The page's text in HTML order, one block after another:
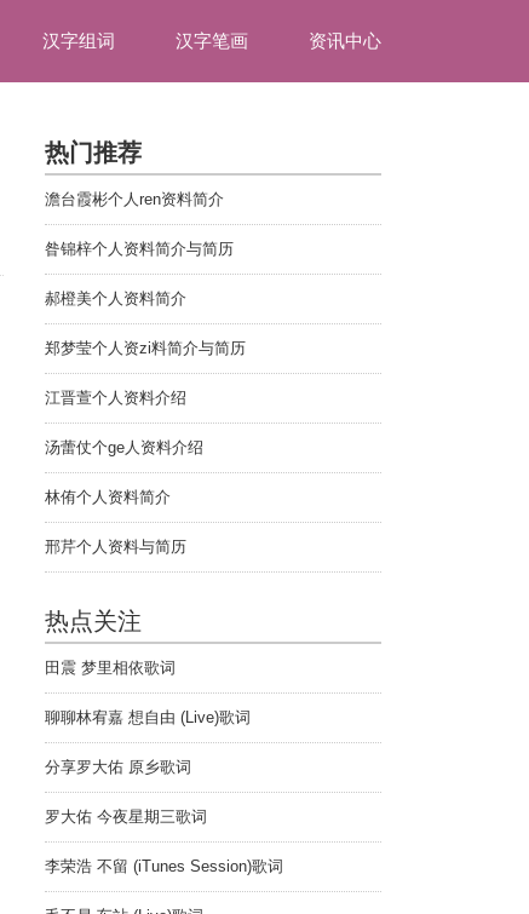
汉字组词 汉字笔画 资讯中心
热门推荐
澹台霞彬个人ren资料简介
昝锦梓个人资料简介与简历
郝橙美个人资料简介
郑梦莹个人资zi料简介与简历
江晋萱个人资料介绍
汤蕾仗个ge人资料介绍
林侑个人资料简介
邢芹个人资料与简历
热点关注
田震 梦里相依歌词
聊聊林宥嘉 想自由 (Live)歌词
分享罗大佑 原乡歌词
罗大佑 今夜星期三歌词
李荣浩 不留 (iTunes Session)歌词